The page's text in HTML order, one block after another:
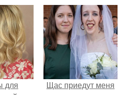
для
Щас приедут меня